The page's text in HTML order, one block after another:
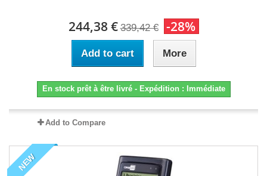
244,38 € 339,42 € -28%
Add to cart More
En stock prêt à être livré - Expédition : Immédiate
Add to Compare
NEW